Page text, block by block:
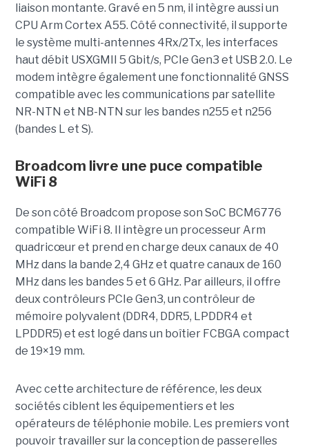
liaison montante. Gravé en 5 nm, il intègre aussi un
CPU Arm Cortex A55. Côté connectivité, il supporte
le système multi-antennes 4Rx/2Tx, les interfaces
haut débit USXGMII 5 Gbit/s, PCIe Gen3 et USB 2.0. Le
modem intègre également une fonctionnalité GNSS
compatible avec les communications par satellite
NR-NTN et NB-NTN sur les bandes n255 et n256
(bandes L et S).
Broadcom livre une puce compatible
WiFi 8
De son côté Broadcom propose son SoC BCM6776
compatible WiFi 8. Il intègre un processeur Arm
quadricœur et prend en charge deux canaux de 40
MHz dans la bande 2,4 GHz et quatre canaux de 160
MHz dans les bandes 5 et 6 GHz. Par ailleurs, il offre
deux contrôleurs PCIe Gen3, un contrôleur de
mémoire polyvalent (DDR4, DDR5, LPDDR4 et
LPDDR5) et est logé dans un boîtier FCBGA compact
de 19×19 mm.
Avec cette architecture de référence, les deux
sociétés ciblent les équipementiers et les
opérateurs de téléphonie mobile. Les premiers vont
pouvoir travailler sur la conception de passerelles